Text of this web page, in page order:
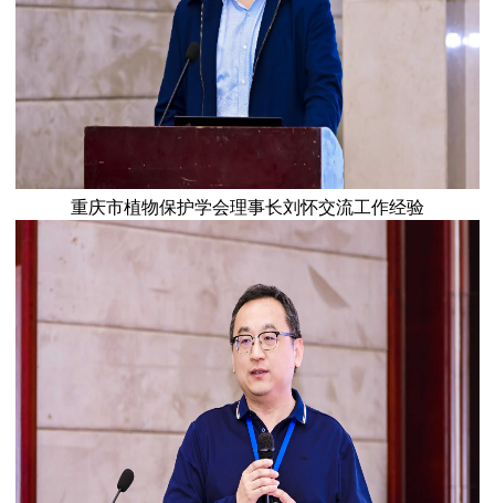
重庆市植物保护学会理事长刘怀交流工作经验